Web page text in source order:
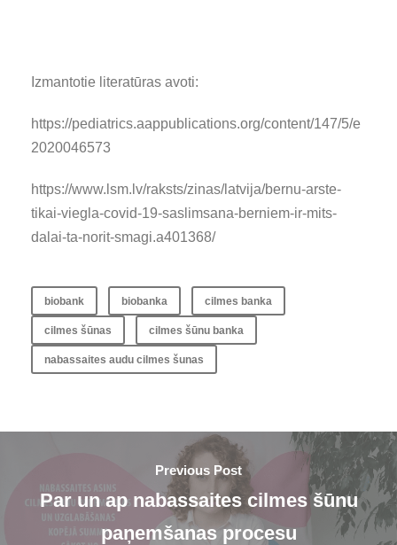
Izmantotie literatūras avoti:
https://pediatrics.aappublications.org/content/147/5/e
2020046573
https://www.lsm.lv/raksts/zinas/latvija/bernu-arste-
tikai-viegla-covid-19-saslimsana-berniem-ir-mits-
dalai-ta-norit-smagi.a401368/
biobank biobanka cilmes banka
cilmes šūnas cilmes šūnu banka
nabassaites audu cilmes šunas
Previous Post
Par un ap nabassaites cilmes šūnu
paņemšanas procesu